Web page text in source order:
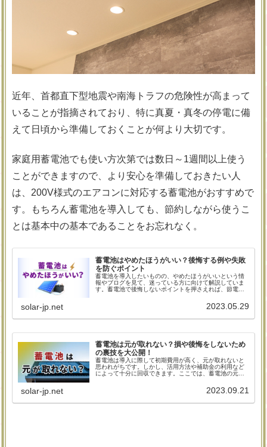
近年、首都直下型地震や南海トラフの危険性が高まって
いることが指摘されており、特に真夏・真冬の停電に備
えて日頃から準備しておくことが何より大切です。
家庭用蓄電池でも使い方次第では数日～1週間以上使う
ことができますので、より安心を準備しておきたい人
は、200V様式のエアコンに対応する蓄電池がおすすめで
す。もちろん蓄電池を導入しても、節約しながら使うこ
とは基本中の基本であることをお忘れなく。
蓄電池はやめたほうがいい？後悔する例や失敗
を防ぐポイント
蓄電池を導入したいものの、やめたほうがいいという情
報やブログを見て、迷っている方に向けて解説していま
す。蓄電池で後悔しないポイントを押さえれば、節電効
電との関係も踏まえ、メリット・デメリットをお伝えし
ていきますので、ぜひお役立てください。
solar-jp.net 2023.05.29
蓄電池は元が取れない？損や後悔をしないため
の裏技を大公開！
蓄電池は導入に際して初期費用が高く、元が取れないと
思われがちです。しかし、活用方法や補助金の利用など
によって十分に回収できます。ここでは、蓄電池の元を
solar-jp.net 2023.09.21